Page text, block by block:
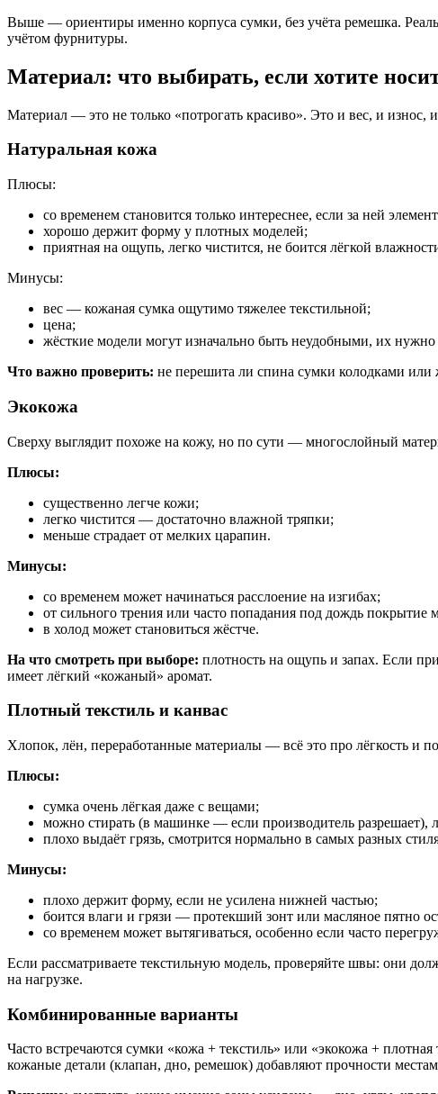
Выше — ориентиры именно корпуса сумки, без учёта ремешка.
учётом фурнитуры.
Материал: что выбирать, если хотите
Материал — это не только «потрогать красиво». Это и вес, и износ,
Натуральная кожа
Плюсы:
со временем становится только интереснее, если за ней
хорошо держит форму у плотных моделей;
приятная на ощупь, легко чистится, не боится лёгкой
Минусы:
вес — кожаная сумка ощутимо тяжелее текстильной;
цена;
жёсткие модели могут изначально быть неудобными, их нужно
Что важно проверить: не перешита ли спина сумки колодками или
Экокожа
Сверху выглядит похоже на кожу, но по сути — многослойный
Плюсы:
существенно легче кожи;
легко чистится — достаточно влажной тряпки;
меньше страдает от мелких царапин.
Минусы:
со временем может начинаться расслоение на изгибах;
от сильного трения или часто попадания под дождь покрытие
в холод может становиться жёстче.
На что смотреть при выборе: плотность на ощупь и запах. Если
имеет лёгкий «кожаный» аромат.
Плотный текстиль и канвас
Хлопок, лён, переработанные материалы — всё это про лёгкость и
Плюсы:
сумка очень лёгкая даже с вещами;
можно стирать (в машинке — если производитель разрешает),
плохо выдаёт грязь, смотрится нормально в самых разных
Минусы:
плохо держит форму, если не усилена нижней частью;
боится влаги и грязи — протекший зонт или масляное пятно
со временем может вытягиваться, особенно если часто
Если рассматриваете текстильную модель, проверяйте швы: они
на нагрузке.
Комбинированные варианты
Часто встречаются сумки «кожа + текстиль» или «экокожа +
кожаные детали (клапан, дно, ремешок) добавляют прочности